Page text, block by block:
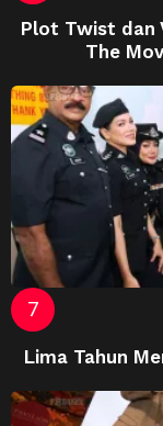
Plot Twist dan
The
Lima Tahun